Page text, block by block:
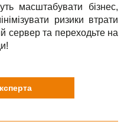
масштабувати бізнес,
ризики втрати
сервер та переходьте на